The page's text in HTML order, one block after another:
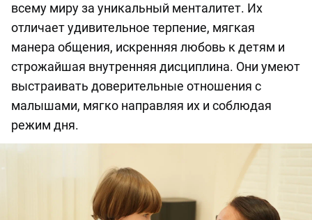
всему миру за уникальный менталитет. Их
отличает удивительное терпение, мягкая
манера общения, искренняя любовь к детям и
строжайшая внутренняя дисциплина. Они умеют
выстраивать доверительные отношения с
малышами, мягко направляя их и соблюдая
режим дня.